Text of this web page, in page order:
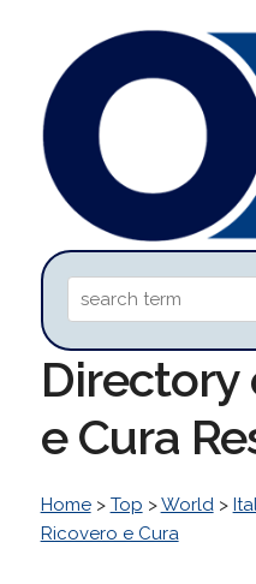
Directory
e Cura
Home> Top >World>
Ricovero e Cura